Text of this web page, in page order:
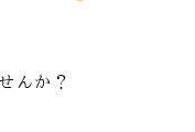
んか？